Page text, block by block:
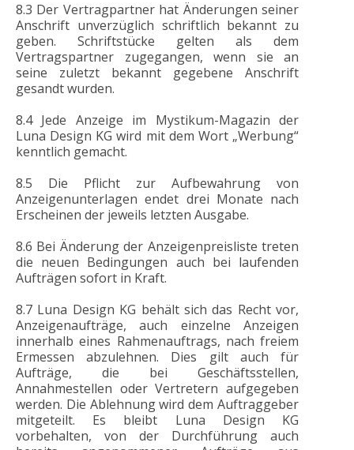
8.3 Der Vertragpartner hat Änderungen seiner
Anschrift unverzüglich schriftlich bekannt zu
geben. Schriftstücke gelten als dem
Vertragspartner zugegangen, wenn sie an
seine zuletzt bekannt gegebene Anschrift
gesandt wurden.
8.4 Jede Anzeige im Mystikum-Magazin der
Luna Design KG wird mit dem Wort „Werbung“
kenntlich gemacht.
8.5 Die Pflicht zur Aufbewahrung von
Anzeigenunterlagen endet drei Monate nach
Erscheinen der jeweils letzten Ausgabe.
8.6 Bei Änderung der Anzeigenpreisliste treten
die neuen Bedingungen auch bei laufenden
Aufträgen sofort in Kraft.
8.7 Luna Design KG behält sich das Recht vor,
Anzeigenaufträge, auch einzelne Anzeigen
innerhalb eines Rahmenauftrags, nach freiem
Ermessen abzulehnen. Dies gilt auch für
Aufträge, die bei Geschäftsstellen,
Annahmestellen oder Vertretern aufgegeben
werden. Die Ablehnung wird dem Auftraggeber
mitgeteilt. Es bleibt Luna Design KG
vorbehalten, von der Durchführung auch